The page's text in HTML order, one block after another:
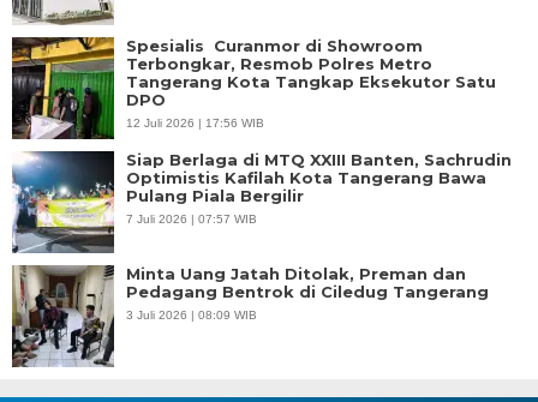
Spesialis Curanmor di Showroom
Terbongkar, Resmob Polres Metro
Tangerang Kota Tangkap Eksekutor Satu
DPO
12 Juli 2026 | 17:56 WIB
Siap Berlaga di MTQ XXIII Banten, Sachrudin
Optimistis Kafilah Kota Tangerang Bawa
Pulang Piala Bergilir
7 Juli 2026 | 07:57 WIB
Minta Uang Jatah Ditolak, Preman dan
Pedagang Bentrok di Ciledug Tangerang
3 Juli 2026 | 08:09 WIB